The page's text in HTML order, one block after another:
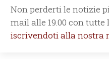
Non perderti le notizie
mail alle 19.00 con
iscrivendoti alla nostra